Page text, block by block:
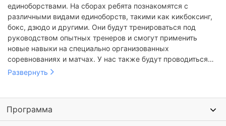
единоборствами. На сборах ребята познакомятся с
различными видами единоборств, такими как кикбоксинг,
бокс, дзюдо и другими. Они будут тренироваться под
руководством опытных тренеров и смогут применить
новые навыки на специально организованных
соревнованиях и матчах. У нас также будут проводиться
интересные мероприятия и игры, а также организован
профессиональное обучение и тренировки, но также
смогут развить свое самообладание и командный дух. В
Развернуть
Программа